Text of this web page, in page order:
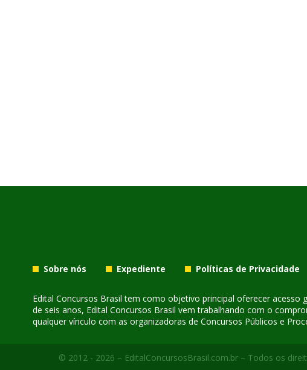
Sobre nós Expediente Políticas de Privacidade
Edital Concursos Brasil tem como objetivo principal oferecer
de seis anos, Edital Concursos Brasil vem trabalhando com o
qualquer vínculo com as organizadoras de Concursos Públicos e
© 2012 - 2026 – EditalConcursosBrasil.com.br – Todos os